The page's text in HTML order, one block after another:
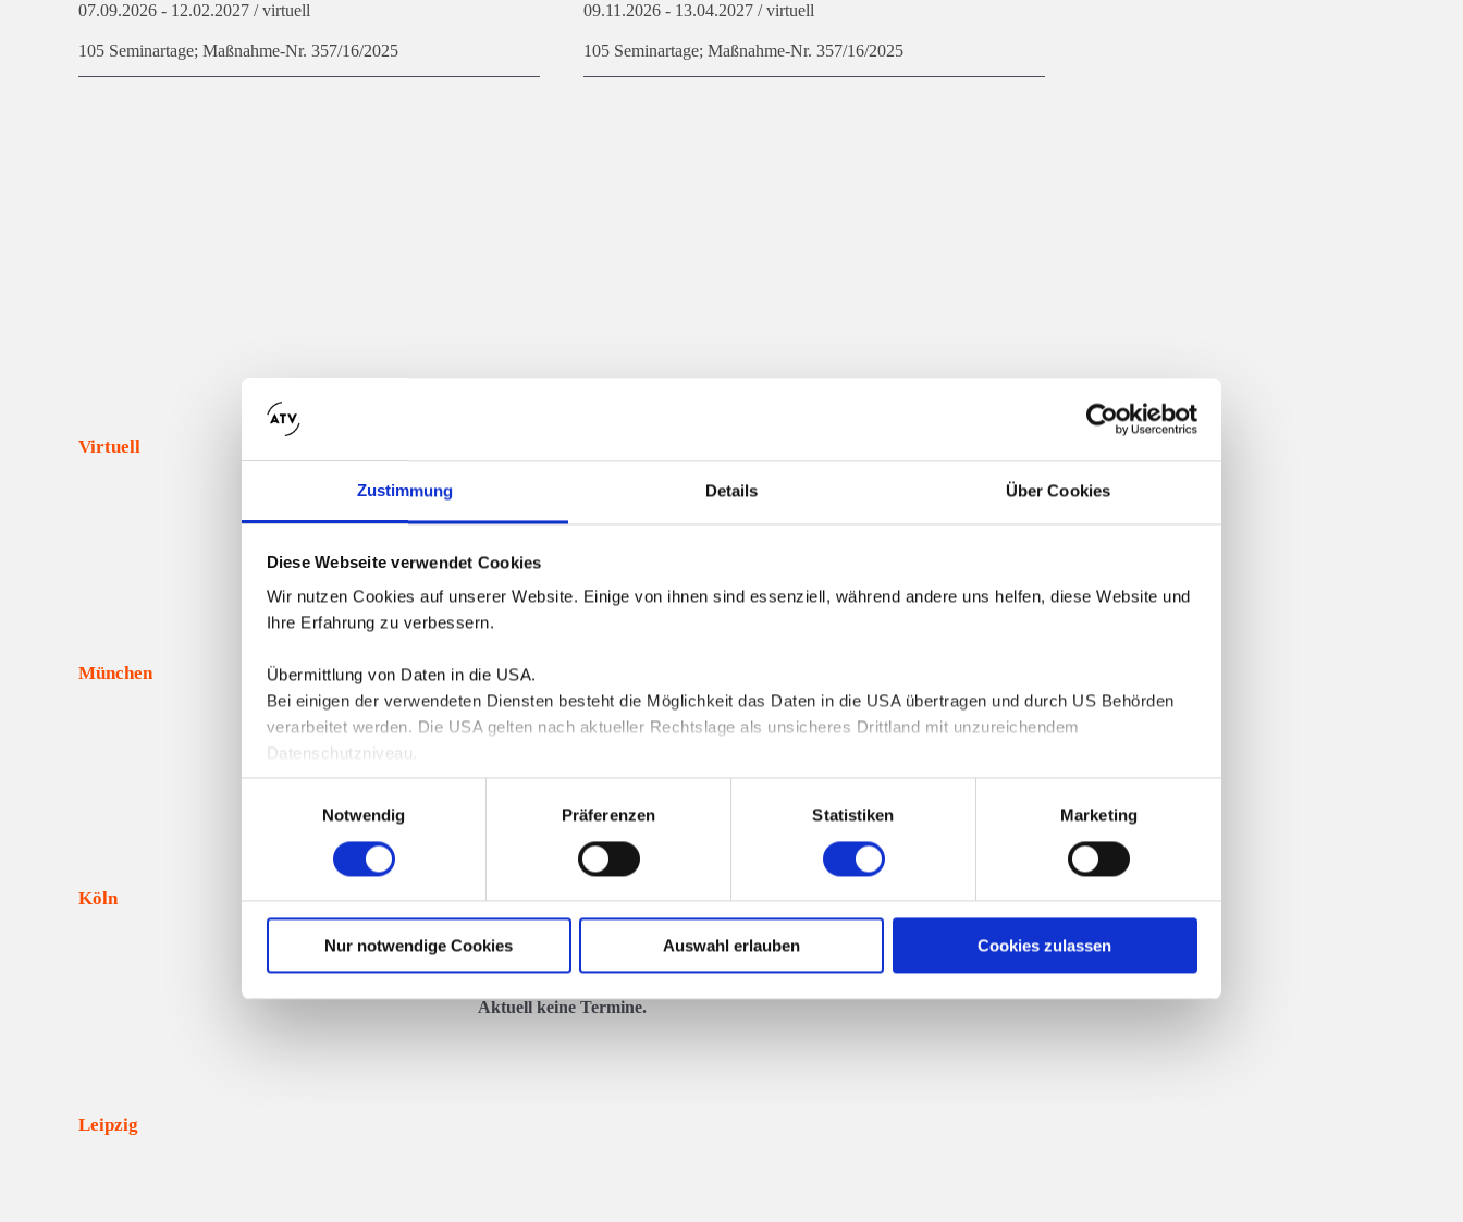
Zustimmung Details Über Cookies
Diese Webseite verwendet Cookies
Wir nutzen Cookies auf unserer Website. Einige von ihnen sind essenziell, während andere uns helfen, diese Website und
Ihre Erfahrung zu verbessern.
Übermittlung von Daten in die USA.
Bei einigen der verwendeten Diensten besteht die Möglichkeit das Daten in die USA übertragen und durch US Behörden
verarbeitet werden. Die USA gelten nach aktueller Rechtslage als unsicheres Drittland mit unzureichendem
Datenschutzniveau.
Nähere Informationen erhalten Sie in unsererDatenschutzerklärung.
Notwendig
Präferenzen Statistiken Marketing
Nur notwendige Cookies Auswahl erlauben Cookies zulassen
07.09.2026- 12.02.2027/ virtuell
105 Seminartage; Maßnahme-Nr. 357/16/2025
09.11.2026 - 13.04.2027 / virtuell
105 Seminartage; Maßnahme-Nr. 357/16/2025
Aktuell keine Termine.
Aktuell keine Termine.
Aktuell keine Termine.